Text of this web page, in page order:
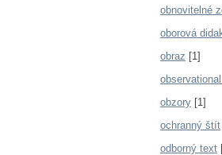
obnovitelné
oborová
obraz [1]
obzory [1]
ochranný štít
odborný text